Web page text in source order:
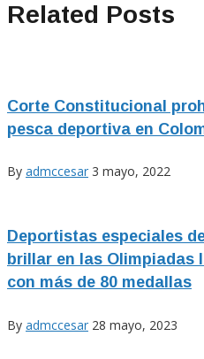
Related Posts
Corte Constitucional
pesca deportiva en
By admccesar 3 mayo, 2022
Deportistas especiales
brillar en las Olimpiadas
con más de 80 medallas
By admccesar 28 mayo, 2023